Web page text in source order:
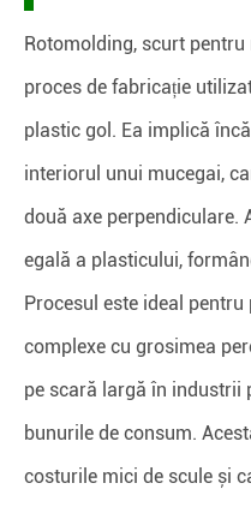
Rotomolding, scurt pentru
proces de fabricație
plastic gol. Ea implică
interiorul unui mucegai,
două axe perpendiculare.
egală a plasticului,
Procesul este ideal
complexe cu grosimea
pe scară largă în industrii
bunurile de consum.
costurile mici de scule și